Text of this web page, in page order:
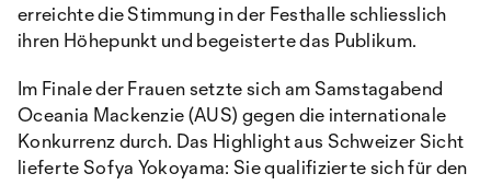
erreichte die Stimmung in der Festhalle schliesslich
ihren Höhepunkt und begeisterte das Publikum.
Im Finale der Frauen setzte sich am Samstagabend
Oceania Mackenzie (AUS) gegen die internationale
Konkurrenz durch. Das Highlight aus Schweizer Sicht
lieferte Sofya Yokoyama: Sie qualifizierte sich für den